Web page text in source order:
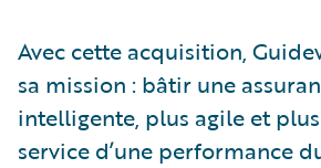
Avec cette acquisition,
sa mission : bâtir une
intelligente, plus agile et
service d’une performance